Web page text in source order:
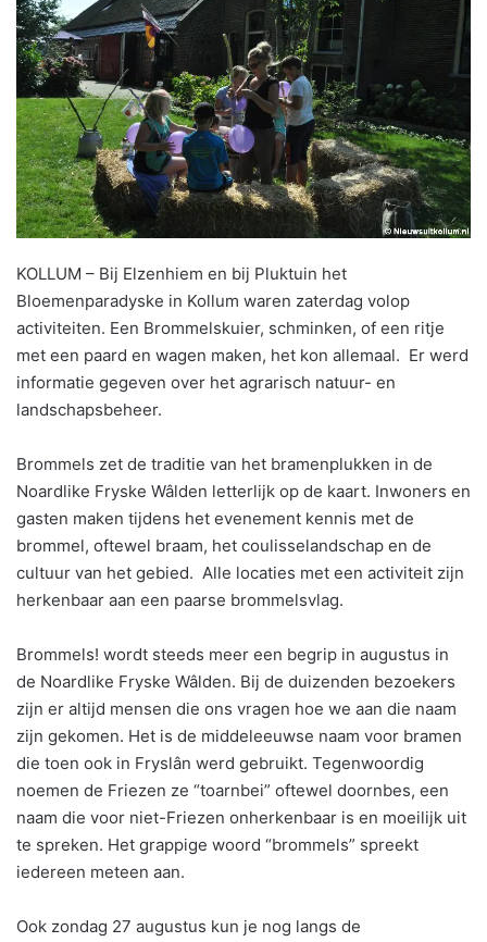
KOLLUM – Bij Elzenhiem en bij Pluktuin het
Bloemenparadyske in Kollum waren zaterdag volop
activiteiten. Een Brommelskuier, schminken, of een ritje
met een paard en wagen maken, het kon allemaal. Er werd
informatie gegeven over het agrarisch natuur- en
landschapsbeheer.
Brommels zet de traditie van het bramenplukken in de
Noardlike Fryske Wâlden letterlijk op de kaart. Inwoners en
gasten maken tijdens het evenement kennis met de
brommel, oftewel braam, het coulisselandschap en de
cultuur van het gebied. Alle locaties met een activiteit zijn
herkenbaar aan een paarse brommelsvlag.
Brommels! wordt steeds meer een begrip in augustus in
de Noardlike Fryske Wâlden. Bij de duizenden bezoekers
zijn er altijd mensen die ons vragen hoe we aan die naam
zijn gekomen. Het is de middeleeuwse naam voor bramen
die toen ook in Fryslân werd gebruikt. Tegenwoordig
noemen de Friezen ze “toarnbei” oftewel doornbes, een
naam die voor niet-Friezen onherkenbaar is en moeilijk uit
te spreken. Het grappige woord “brommels” spreekt
iedereen meteen aan.
Ook zondag 27 augustus kun je nog langs de